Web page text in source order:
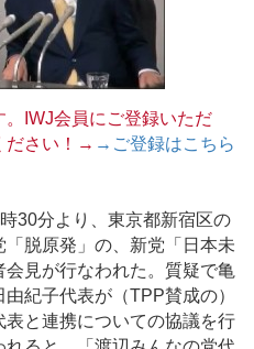
IWJ会員にご登録いただ
ださい！→ →ご登録はこちら
30分より、東京都新宿区の
脱原発」の、新党「日本未
見が行なわれた。質疑で亀
紀子代表が（TPP賛成の）
表と連携についての協議を行